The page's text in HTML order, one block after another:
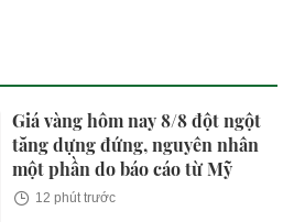
Giá vàng hôm nay 8/8 đột ngột
tăng dựng đứng, nguyên nhân
một phần do báo cáo từ Mỹ
12 phút trước